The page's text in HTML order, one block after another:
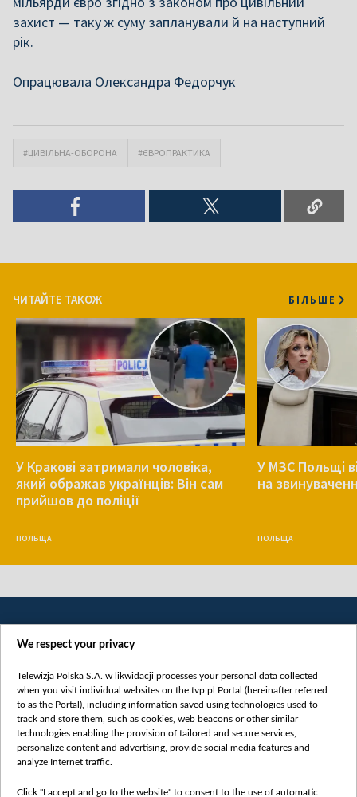
захист — таку ж суму запланували й на наступний
рік.
Опрацювала Олександра Федорчук
#ЦИВІЛЬНА-ОБОРОНА #ЄВРОПРАКТИКА
ЧИТАЙТЕ ТАКОЖ БІЛЬШЕ
У Кракові затримали чоловіка,
який ображав українців: Він сам
прийшов до поліції
ПОЛЬЩА
У МЗС Польщі
на
ПОЛЬЩА
Категорії
Новини
Докладно
We respect your privacy
Telewizja Polska S.A. w likwidacji processes your personal data collected
when you visit individual websites on the tvp.pl Portal (hereinafter referred
to as the Portal), including information saved using technologies used to
track and store them, such as cookies, web beacons or other similar
technologies enabling the provision of tailored and secure services,
personalize content and advertising, provide social media features and
analyze Internet traffic.
Click "I accept and go to the website" to consent to the use of automatic